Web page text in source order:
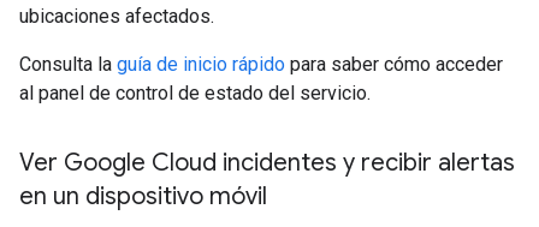
ubicaciones afectados.
Consulta la guía de inicio rápido para saber cómo acceder
al panel de control de estado del servicio.
Ver Google Cloud incidentes y recibir alertas
en un dispositivo móvil